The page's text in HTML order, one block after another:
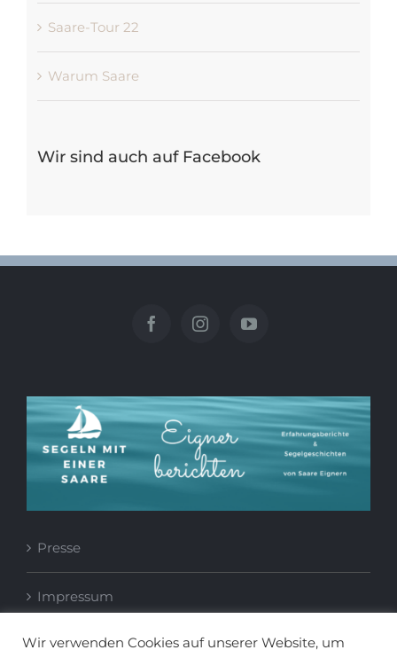
Saare-Tour 22
Warum Saare
Wir sind auch auf Facebook
Presse
Impressum
Datenschutzerklärung
Wir verwenden Cookies auf unserer Website, um